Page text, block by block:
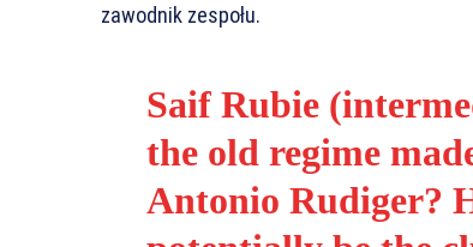
zawodnik zespołu.
Saif Rubie
the old regime
Antonio Rudiger?